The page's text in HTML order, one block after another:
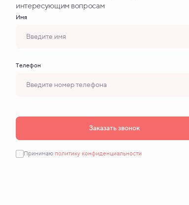
интересующим вопросам
Имя
Tелефон
Заказать звонок
Принимаю политику конфиденциальности